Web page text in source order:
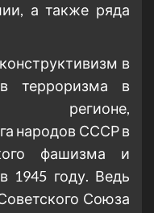
а также ряда
в
терроризма в
регионе,
народов СССР в
фашизма и
1945 году. Ведь
Союза